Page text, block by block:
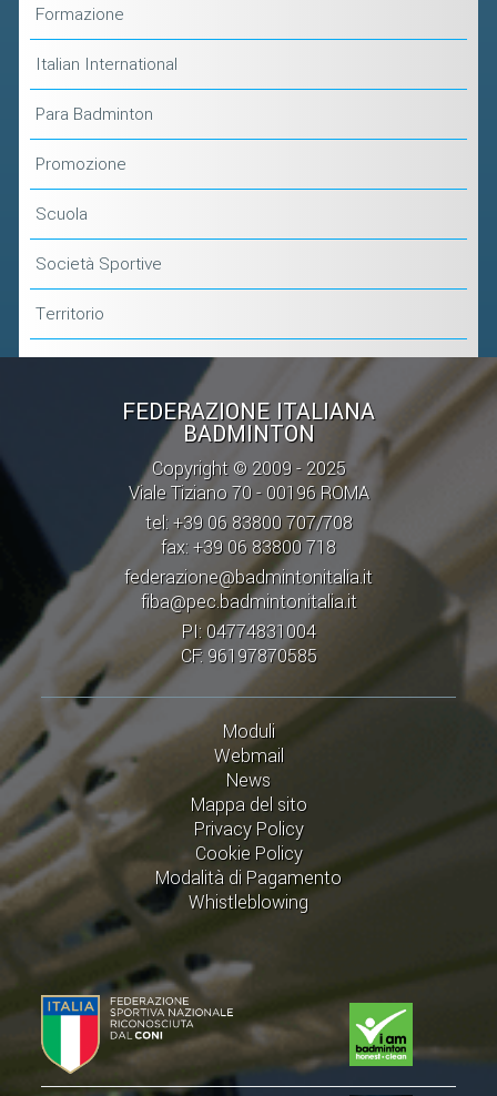
Formazione
Italian International
Para Badminton
Promozione
Scuola
Società Sportive
Territorio
FEDERAZIONE ITALIANA
BADMINTON
Copyright © 2009 - 2025
Viale Tiziano 70 - 00196 ROMA
tel: +39 06 83800 707/708
fax: +39 06 83800 718
federazione@badmintonitalia.it
fiba@pec.badmintonitalia.it
PI: 04774831004
CF: 96197870585
Moduli
Webmail
News
Mappa del sito
Privacy Policy
Cookie Policy
Modalità di Pagamento
Whistleblowing